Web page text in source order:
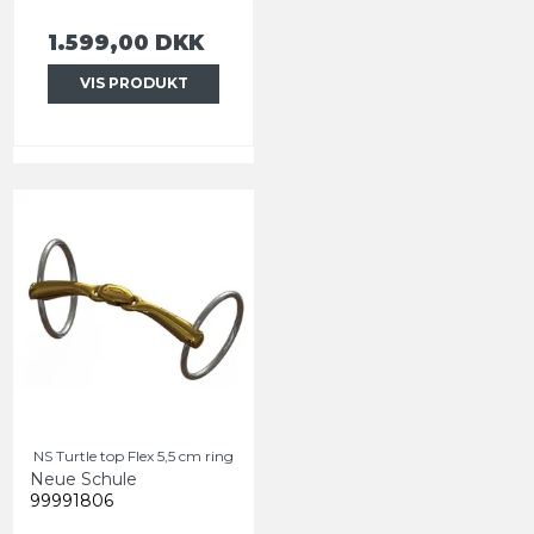
1.599,00 DKK
VIS PRODUKT
NS Turtle top Flex 5,5 cm ring
Neue Schule
99991806